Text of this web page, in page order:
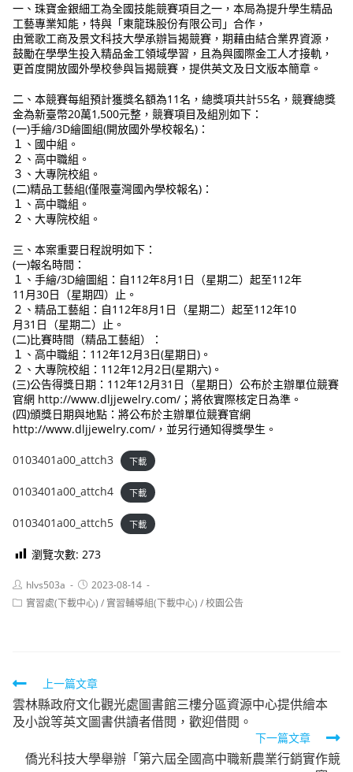
一、珠寶金銀細工為全國技能競賽項目之一，本局為提升學生精品
工藝專業知能，特與「東龍珠股份有限公司」合作，
由鶯歌工商及景文科技大學承辦旨揭競賽，期藉由結合業界資源，
鼓勵在學學生投入精品金工領域學習，且為與國際金工人才接軌，
更首度開放國外學校參與旨揭競賽，提供英文及日文版本簡章。
二、本競賽每組預計獲獎名額為11名，總獎項共計55名，競賽總獎
金為新臺幣20萬1,500元整，競賽項目及組別如下：
(一)手繪/3D繪圖組(開放國外學校報名)：
１、國中組。
２、高中職組。
３、大專院校組。
(二)精品工藝組(僅限臺灣國內學校報名)：
１、高中職組。
２、大專院校組。
三、本案重要日程說明如下：
(一)報名時間：
１、手繪/3D繪圖組：自112年8月1日（星期二）起至112年
11月30日（星期四）止。
２、精品工藝組：自112年8月1日（星期二）起至112年10
月31日（星期二）止。
(二)比賽時間（精品工藝組）：
１、高中職組：112年12月3日(星期日)。
２、大專院校組：112年12月2日(星期六)。
(三)公告得獎日期：112年12月31日（星期日）公布於主辦單位競賽
官網 http://www.dljjewelry.com/；將依實際核定日為準。
(四)頒獎日期與地點：將公布於主辦單位競賽官網
http://www.dljjewelry.com/，並另行通知得獎學生。
0103401a00_attch3 下載
0103401a00_attch4 下載
0103401a00_attch5 下載
瀏覽次數: 273
Post
author:
hlvs503a
Post
published:
2023-08-14
Post實習處(下載中心) / 實習輔導組(下載中心) /校園公告
Read
more
articles
上一篇文章
雲林縣政府文化觀光處圖書館三樓分區資源中心提供繪本
及小說等英文圖書供讀者借閱，歡迎借閱。
下一篇文章
僑光科技大學舉辦「第六屆全國高中職新農業行銷實作競